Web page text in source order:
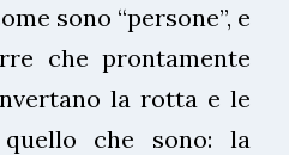
sono “persone”, e
che prontamente
la rotta e le
che sono: la